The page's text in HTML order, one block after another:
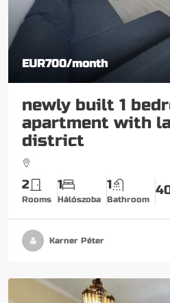
EUR700/month
newly built 1
apartment with
district
2
Rooms
1
Hálószoba
1
Bathroom
Karner Péter